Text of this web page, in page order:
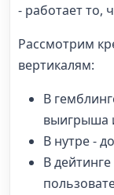
- работает то,
Рассмотрим
вертикалям:
В
выигрыша
В нутре -
В